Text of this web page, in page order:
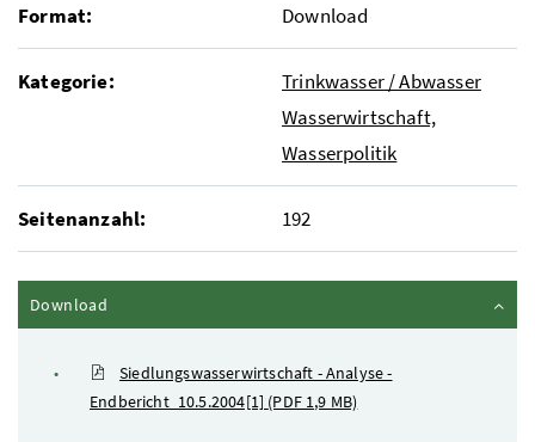
Format: Download
Kategorie:
Trinkwasser / Abwasser
Wasserwirtschaft,
Wasserpolitik
Seitenanzahl: 192
Download
Siedlungswasserwirtschaft - Analyse -
Endbericht_10.5.2004[1] (PDF 1,9 MB)